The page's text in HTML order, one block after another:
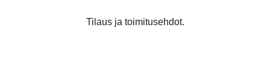
Tilaus ja toimitusehdot.